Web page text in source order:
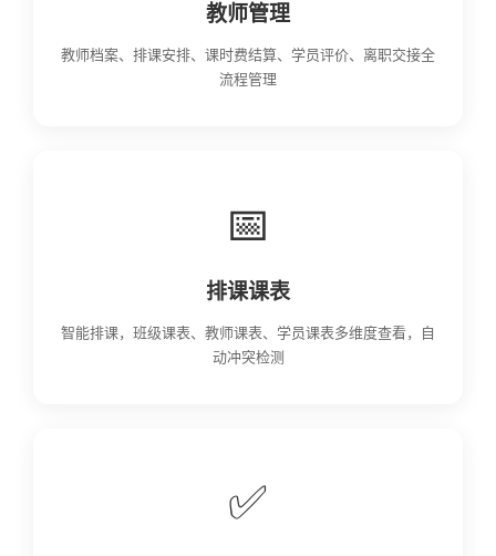
教师管理
教师档案、排课安排、课时费结算、学员评价、离职交接全
流程管理
📅
排课课表
智能排课，班级课表、教师课表、学员课表多维度查看，自
动冲突检测
✅